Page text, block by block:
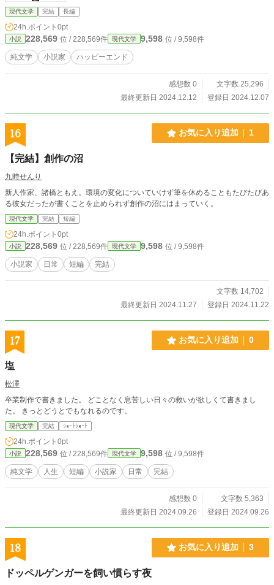
現代文学 完結 長編
24h.ポイント 0pt
小説 228,569 位 / 228,569件 現代文学 9,598 位 / 9,598件
純文学 小説家 ハッピーエンド
感想数 0
文字数 25,296
最終更新日 2024.12.12
登録日 2024.12.07
16 お気に入り追加 1
【完結】創作の沼
九時せんり
新人作家、諸橋ともえ。環境の変化についていけず筆を休めることもたびたびあ
る彼女だったが書くことを止められず創作の沼にはまっていく。
現代文学 完結 短編
24h.ポイント 0pt
小説 228,569 位 / 228,569件 現代文学 9,598 位 / 9,598件
小説家 日常 短編 完結
文字数 14,702
最終更新日 2024.11.27
登録日 2024.11.22
17 お気に入り追加 0
塩
松澤
卒業制作で書きました。 どことなく息苦しい日々の救いが欲しくて書きまし
た。 きっとどうとでもなれるのです。
現代文学 完結 ｼｮｰﾄｼｮｰﾄ
24h.ポイント 0pt
小説 228,569 位 / 228,569件 現代文学 9,598 位 / 9,598件
純文学 人生 短編 小説家 日常 完結
感想数 0
文字数 5,363
最終更新日 2024.09.26
登録日 2024.09.26
18 お気に入り追加 3
ドッペルゲンガーを飼い慣らす夜